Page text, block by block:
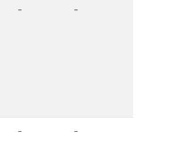
- -
- -